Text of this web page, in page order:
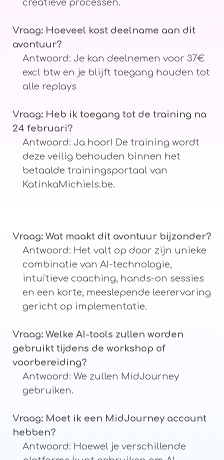
creatieve processen.
Vraag: Hoeveel kost deelname aan dit
avontuur?
Antwoord: Je kan deelnemen voor 37€
excl btw en je blijft toegang houden tot
alle replays
Vraag: Heb ik toegang tot de training na
24 februari?
Antwoord: Ja hoor! De training wordt
deze veilig behouden binnen het
betaalde trainingsportaal van
KatinkaMichiels.be.
Vraag: Wat maakt dit avontuur bijzonder?
Antwoord: Het valt op door zijn unieke
combinatie van AI-technologie,
intuïtieve coaching, hands-on sessies
en een korte, meeslepende leerervaring
gericht op implementatie.
Vraag: Welke AI-tools zullen worden
gebruikt tijdens de workshop of
voorbereiding?
Antwoord: We zullen MidJourney
gebruiken.
Vraag: Moet ik een MidJourney account
hebben?
Antwoord: Hoewel je verschillende